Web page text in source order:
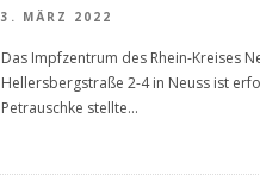
3. MÄRZ 2022
Das Impfzentrum des Rhein-Kreises
Hellersbergstraße 2-4 in Neuss ist
Petrauschke stellte...